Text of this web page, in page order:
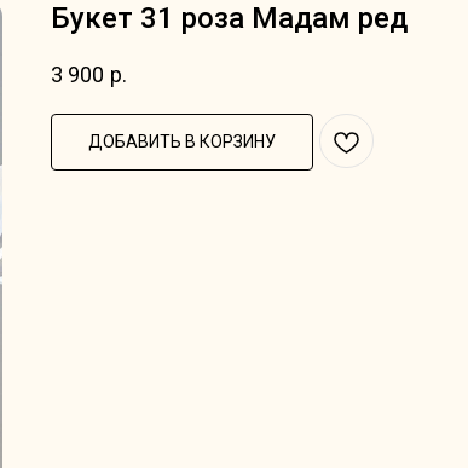
Букет 31 роза Мадам ред
3 900 р.
ДОБАВИТЬ В КОРЗИНУ